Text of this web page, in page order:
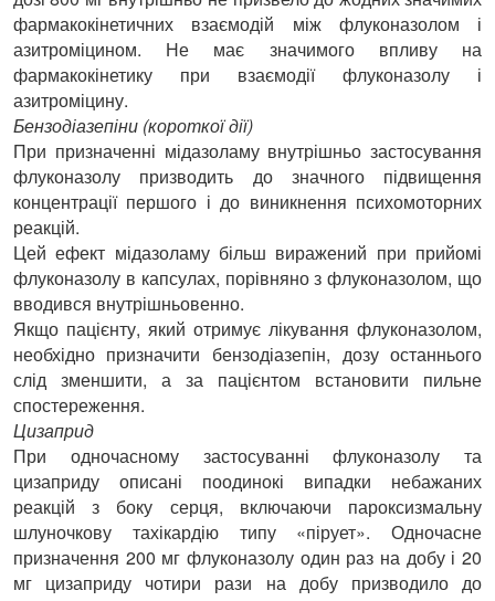
фармакокінетичних взаємодій між флуконазолом і
азитроміцином. Не має значимого впливу на
фармакокінетику при взаємодії флуконазолу і
азитроміцину.
Бензодіазепіни (короткої дії)
При призначенні мідазоламу внутрішньо застосування
флуконазолу призводить до значного підвищення
концентрації першого і до виникнення психомоторних
реакцій.
Цей ефект мідазоламу більш виражений при прийомі
флуконазолу в капсулах, порівняно з флуконазолом, що
вводився внутрішньовенно.
Якщо пацієнту, який отримує лікування флуконазолом,
необхідно призначити бензодіазепін, дозу останнього
слід зменшити, а за пацієнтом встановити пильне
спостереження.
Цизаприд
При одночасному застосуванні флуконазолу та
цизаприду описані поодинокі випадки небажаних
реакцій з боку серця, включаючи пароксизмальну
шлуночкову тахікардію типу «пірует». Одночасне
призначення 200 мг флуконазолу один раз на добу і 20
мг цизаприду чотири рази на добу призводило до